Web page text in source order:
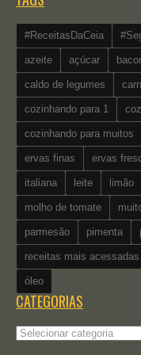
#ReceitasDaCeia
azeite açúcar
caldo de legumes
cozinhando para 1
cozinhando para muitos
ervas finas ervas
italiana leite limão
molho de tomate
parmesão pimenta
receitas mais acessadas
óleo
CATEGORIAS
Categorias